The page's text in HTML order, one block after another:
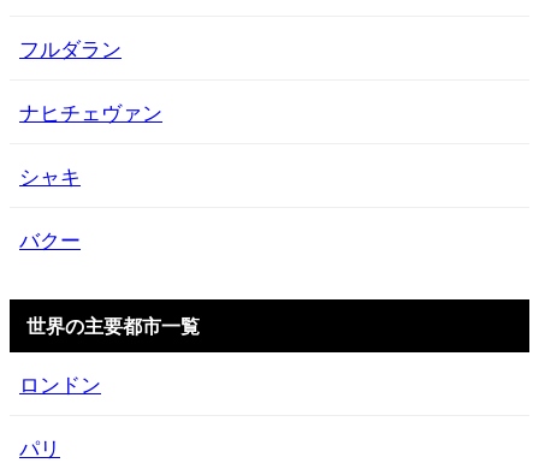
フルダラン
ナヒチェヴァン
シャキ
バクー
世界の主要都市一覧
ロンドン
パリ